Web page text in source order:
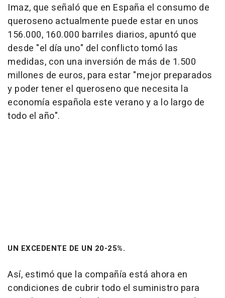
Imaz, que señaló que en España el consumo de
queroseno actualmente puede estar en unos
156.000, 160.000 barriles diarios, apuntó que
desde "el día uno" del conflicto tomó las
medidas, con una inversión de más de 1.500
millones de euros, para estar "mejor preparados
y poder tener el queroseno que necesita la
economía española este verano y a lo largo de
todo el año".
UN EXCEDENTE DE UN 20-25%.
Así, estimó que la compañía está ahora en
condiciones de cubrir todo el suministro para